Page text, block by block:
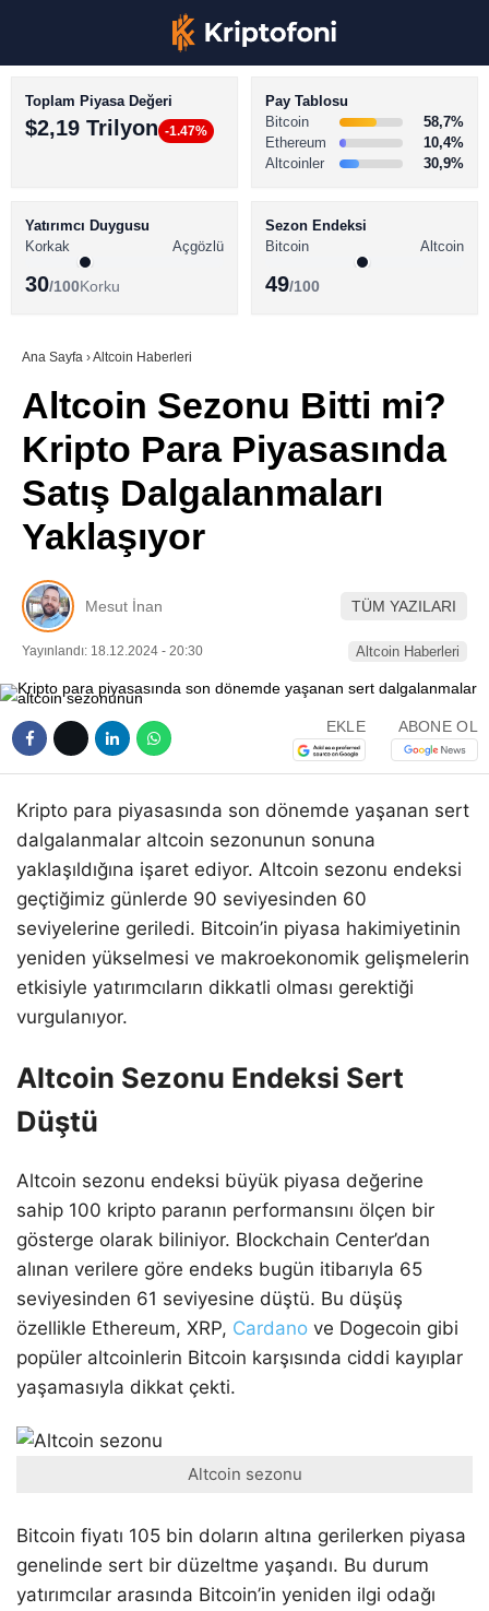
Youtube
TikTok
BİTCOİN HABERLERİ
ALTCOİN HABERLERİ
SÖZLÜK
Toplam Piyasa Değeri
$2,19 Trilyon -1.47%
Pay Tablosu
Bitcoin
58,7%
Ethereum
10,4%
Altcoinler
30,9%
Yatırımcı Duygusu
Korkak
Açgözlü
30/100Korku
Sezon Endeksi
Bitcoin
Altcoin
49/100
Ana Sayfa ›Altcoin Haberleri
Altcoin Sezonu Bitti mi?
Kripto Para Piyasasında
Satış Dalgalanmaları
Yaklaşıyor
Mesut İnan TÜM YAZILARI
Yayınlandı: 18.12.2024 - 20:30 Altcoin Haberleri
EKLE ABONE OL
Kripto para piyasasında son dönemde yaşanan sert
dalgalanmalar altcoin sezonunun sonuna
yaklaşıldığına işaret ediyor. Altcoin sezonu endeksi
geçtiğimiz günlerde 90 seviyesinden 60
seviyelerine geriledi. Bitcoin’in piyasa hakimiyetinin
yeniden yükselmesi ve makroekonomik gelişmelerin
etkisiyle yatırımcıların dikkatli olması gerektiği
vurgulanıyor.
Altcoin Sezonu Endeksi Sert
Düştü
Altcoin sezonu endeksi büyük piyasa değerine
sahip 100 kripto paranın performansını ölçen bir
gösterge olarak biliniyor. Blockchain Center’dan
alınan verilere göre endeks bugün itibarıyla 65
seviyesinden 61 seviyesine düştü. Bu düşüş
özellikle Ethereum, XRP, Cardano ve Dogecoin gibi
popüler altcoinlerin Bitcoin karşısında ciddi kayıplar
yaşamasıyla dikkat çekti.
Altcoin sezonu
Bitcoin fiyatı 105 bin doların altına gerilerken piyasa
genelinde sert bir düzeltme yaşandı. Bu durum
yatırımcılar arasında Bitcoin’in yeniden ilgi odağı